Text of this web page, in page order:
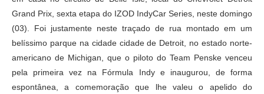
Grand Prix, sexta etapa do IZOD IndyCar Series, neste domingo
(03). Foi justamente neste traçado de rua montado em um
belíssimo parque na cidade cidade de Detroit, no estado norte-
americano de Michigan, que o piloto do Team Penske venceu
pela primeira vez na Fórmula Indy e inaugurou, de forma
espontânea, a comemoração que lhe valeu o apelido do